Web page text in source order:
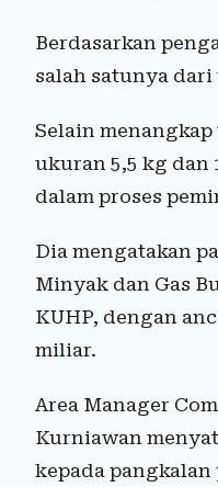
Berdasarkan
salah satunya
Selain
ukuran 5,5 kg dan
dalam proses
Dia mengatakan
Minyak dan Gas
KUHP, dengan
miliar.
Area Manager
Kurniawan
kepada